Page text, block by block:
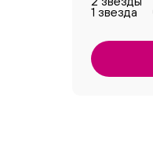
1 звезда